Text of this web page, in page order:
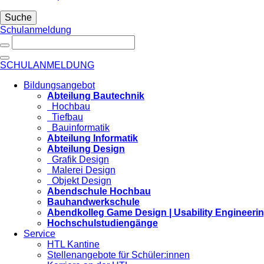
Suche
Schulanmeldung
SCHULANMELDUNG
Bildungsangebot
Abteilung Bautechnik
Hochbau
Tiefbau
Bauinformatik
Abteilung Informatik
Abteilung Design
Grafik Design
Malerei Design
Objekt Design
Abendschule Hochbau
Bauhandwerkschule
Abendkolleg Game Design | Usability
Hochschulstudiengänge
Service
HTL Kantine
Stellenangebote für Schüler:innen